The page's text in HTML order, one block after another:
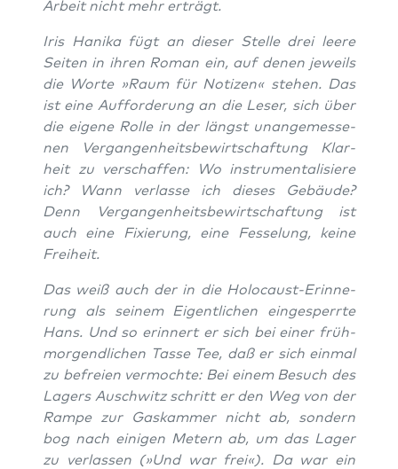
Arbeit nicht mehr erträgt.
Iris Hanika fügt an die­ser Stel­le drei lee­re
Sei­ten in ihren Roman ein, auf denen jeweils
die Wor­te »Raum für Noti­zen« ste­hen. Das
ist eine Auf­for­de­rung an die Leser, sich über
die eige­ne Rol­le in der längst unan­ge­mes­se­
nen Ver­gan­gen­heits­be­wirt­schaf­tung Klar­
heit zu ver­schaf­fen: Wo instru­men­ta­li­sie­re
ich? Wann ver­las­se ich die­ses Gebäu­de?
Denn Ver­gan­gen­heits­be­wirt­schaf­tung ist
auch eine Fixie­rung, eine Fes­se­lung, kei­ne
Freiheit.
Das weiß auch der in die Holo­caust-Erin­ne­
rung als sei­nem Eigent­li­chen ein­ge­sperr­te
Hans. Und so erin­nert er sich bei einer früh­
mor­gend­li­chen Tas­se Tee, daß er sich ein­mal
zu befrei­en ver­moch­te: Bei einem Besuch des
Lagers Ausch­witz schritt er den Weg von der
Ram­pe zur Gas­kam­mer nicht ab, son­dern
bog nach eini­gen Metern ab, um das Lager
zu ver­las­sen (»Und war frei«). Da war ein